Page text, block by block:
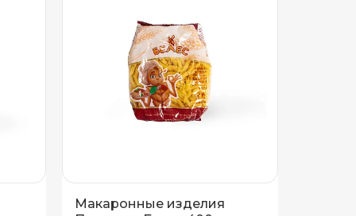
Макаронные изделия